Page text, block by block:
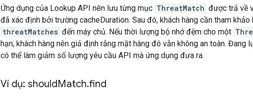
Ứng dụng của Lookup API nên lưu từng mục ThreatMatch được trả về
đã xác định bởi trường cacheDuration. Sau đó, khách hàng cần tham
threatMatches đến máy chủ. Nếu thời lượng bộ nhớ đệm cho một
hạn, khách hàng nên giả định rằng mặt hàng đó vẫn không an toàn. Đang
có thể làm giảm số lượng yêu cầu API mà ứng dụng đưa ra.
Ví dụ: shouldMatch.find